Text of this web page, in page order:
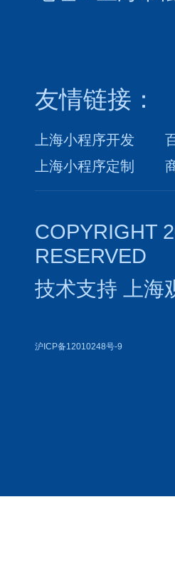
友情链接：
上海小程序开发
上海小程序定制
COPYRIGHT
RESERVED
技术支持
上
沪ICP备12010248号-9